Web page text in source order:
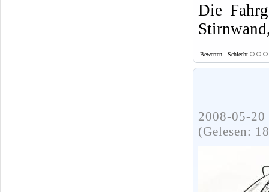
Die
Bewerten - Schlecht
2008-05-
(Gelesen: